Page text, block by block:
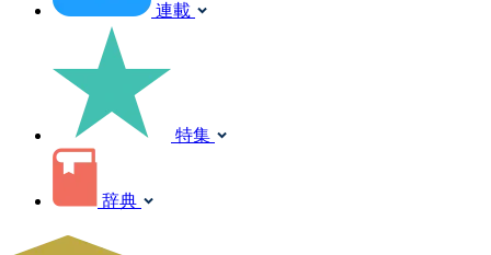
連載
特集
辞典